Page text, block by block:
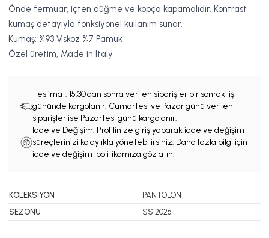
Önde fermuar, içten düğme ve kopça kapamalıdır. Kontrast
kumaş detayıyla fonksiyonel kullanım sunar.
Kumaş: %93 Viskoz %7 Pamuk
Özel üretim, Made in Italy
Teslimat; 15.30'dan sonra verilen siparişler bir sonraki iş
gününde kargolanır. Cumartesi ve Pazar günü verilen
siparişler ise Pazartesi günü kargolanır.
İade ve Değişim; Profilinize giriş yaparak iade ve değişim
süreçlerinizi kolaylıkla yönetebilirsiniz. Daha fazla bilgi için
iade ve değişim politikamıza göz atın.
KOLEKSİYON
PANTOLON
SEZONU
SS 2026